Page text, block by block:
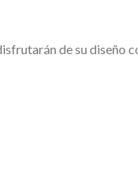
de su diseño